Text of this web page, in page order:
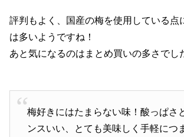
評判もよく、国産の梅を使用している点
は多いようですね！
あと気になるのはまとめ買いの多さでし
梅好きにはたまらない味！酸っぱさ
ンスいい、とても美味しく手軽につ